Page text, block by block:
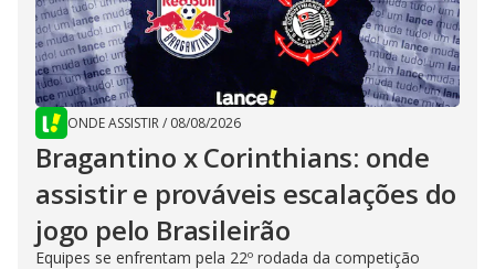
ONDE ASSISTIR/ 08/08/2026
Bragantino x Corinthians: onde
assistir e prováveis escalações do
jogo pelo Brasileirão
Equipes se enfrentam pela 22º rodada da competição